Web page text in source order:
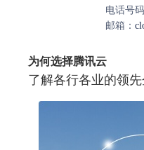
电话号码
邮箱：
为何选择腾讯云
了解各行各业的领